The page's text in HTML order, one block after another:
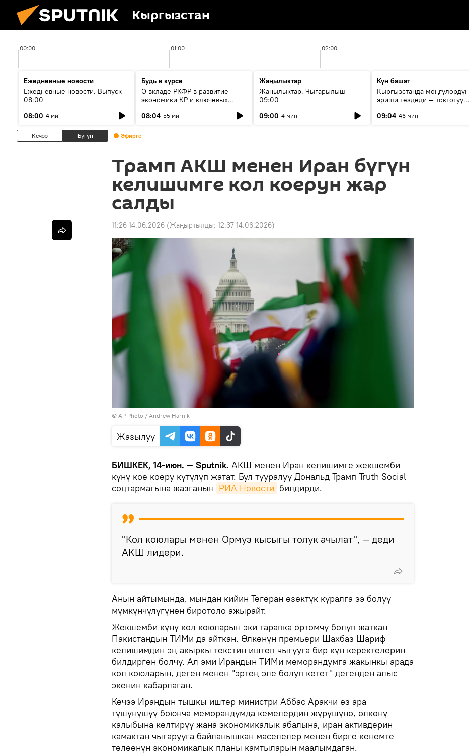
Кыргызстан
00:00 01:00 02:00
Ежедневные новости
Ежедневные новости. Выпуск
08:00
08:00 4 мин
Будь в курсе
О вкладе РКФР в развитие
экономики КР и ключевых
08:04 55 мин
Жаңылыктар
Жаңылыктар. Чыгарылыш
09:00
09:00 4 мин
Күн башат
Кыргызстанда мөңгүлөрдүн
эриши тездеди — токтотуу
09:04 46 мин
Кечээ Бүгүн Эфирге
Трамп АКШ менен Иран бүгүн
келишимге кол коерун жар
салды
11:26 14.06.2026 (Жаңыртылды: 12:37 14.06.2026)
© AP Photo / Andrew Harnik
Жазылуу
БИШКЕК, 14-июн. — Sputnik. АКШ менен Иран келишимге жекшемби
күнү кое коеру күтүлүп жатат. Бул тууралуу Дональд Трамп Truth Social
соцтармагына жазганын РИА Новости билдирди.
"Кол коюлары менен Ормуз кысыгы толук ачылат", — деди
АКШ лидери.
Анын айтымында, мындан кийин Тегеран өзөктүк куралга ээ болуу
мүмкүнчүлүгүнөн биротоло ажырайт.
Жекшемби күнү кол коюларын эки тарапка ортомчу болуп жаткан
Пакистандын ТИМи да айткан. Өлкөнүн премьери Шахбаз Шариф
келишимдин эң акыркы текстин иштеп чыгууга бир күн керектелерин
билдирген болчу. Ал эми Ирандын ТИМи меморандумга жакынкы арада
кол коюларын, деген менен "эртең эле болуп кетет" дегенден алыс
экенин кабарлаган.
Кечээ Ирандын тышкы иштер министри Аббас Аракчи өз ара
түшүнүшүү боюнча меморандумда кемелердин жүрүшүнө, өлкөнү
калыбына келтирүү жана экономикалык абалына, иран активдерин
камактан чыгарууга байланышкан маселелер менен бирге кенемте
төлөөнүн экономикалык планы камтыларын маалымдаган.